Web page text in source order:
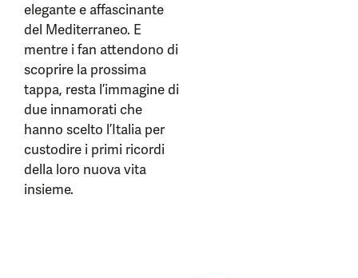
elegante e affascinante
del Mediterraneo. E
mentre i fan attendono di
scoprire la prossima
tappa, resta l’immagine di
due innamorati che
hanno scelto l’Italia per
custodire i primi ricordi
della loro nuova vita
insieme.